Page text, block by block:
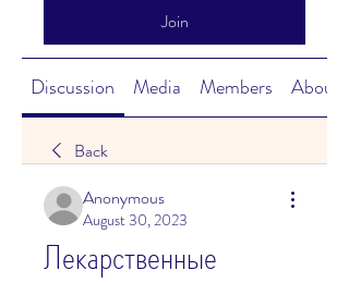
Join
Discussion Media Members About
Back
Anonymous
August 30, 2023
Лекарственные